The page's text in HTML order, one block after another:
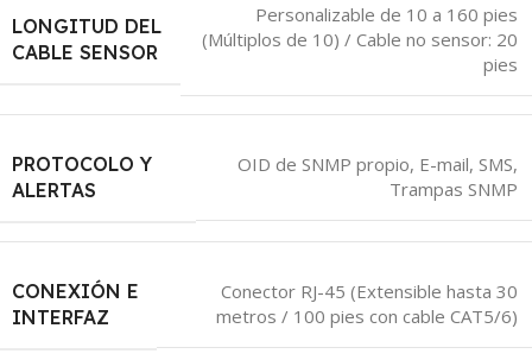
LONGITUD DEL
CABLE SENSOR
Personalizable de 10 a 160 pies
(Múltiplos de 10) / Cable no sensor: 20
pies
PROTOCOLO Y
ALERTAS
OID de SNMP propio, E-mail, SMS,
Trampas SNMP
CONEXIÓN E
INTERFAZ
Conector RJ-45 (Extensible hasta 30
metros / 100 pies con cable CAT5/6)